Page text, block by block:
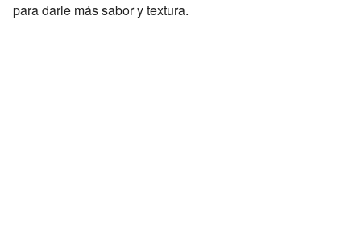
para darle más sabor y textura.